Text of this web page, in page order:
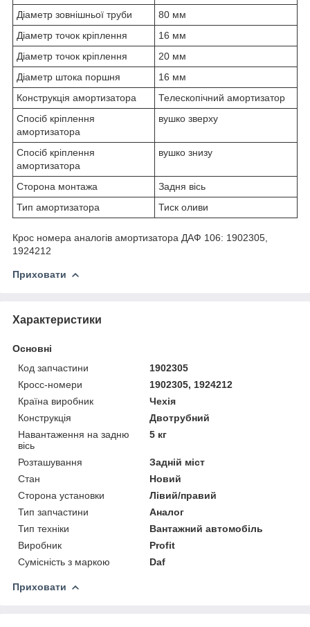
Діаметр зовнішньої труби
80 мм
Діаметр точок кріплення
16 мм
Діаметр точок кріплення
20 мм
Діаметр штока поршня
16 мм
Конструкція амортизатора
Телескопічний амортизатор
Спосіб кріплення
амортизатора
вушко зверху
Спосіб кріплення
амортизатора
вушко знизу
Сторона монтажа
Задня вісь
Тип амортизатора
Тиск оливи
Крос номера аналогів амортизатора ДАФ 106: 1902305,
1924212
Приховати
Характеристики
Основні
Код запчастини
1902305
Кросс-номери
1902305, 1924212
Країна виробник
Чехія
Конструкція
Двотрубний
Навантаження на задню
вісь
5 кг
Розташування
Задній міст
Стан
Новий
Сторона установки
Лівий/правий
Тип запчастини
Аналог
Тип техніки
Вантажний автомобіль
Виробник
Profit
Сумісність з маркою
Daf
Приховати